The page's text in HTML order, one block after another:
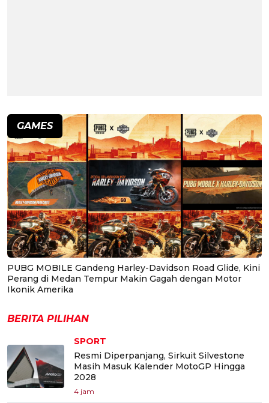
GAMES
PUBG MOBILE Gandeng Harley-Davidson Road Glide, Kini
Perang di Medan Tempur Makin Gagah dengan Motor
Ikonik Amerika
BERITA PILIHAN
SPORT
Resmi Diperpanjang, Sirkuit Silvestone
Masih Masuk Kalender MotoGP Hingga
2028
4 jam